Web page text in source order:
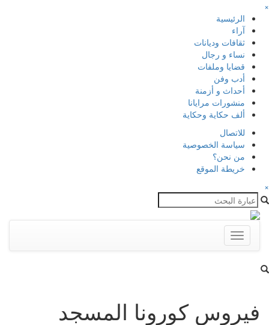
×
الرئيسية
آراء
ثقافات وديانات
نساء و رجال
قضايا وملفات
أدب وفن
أحداث و أزمنة
منشورات مرايانا
ألف حكاية وحكاية
للاتصال
سياسة الخصوصية
من نحن؟
خريطة الموقع
×
Toggle
navigation
فيروس كورونا المسجد